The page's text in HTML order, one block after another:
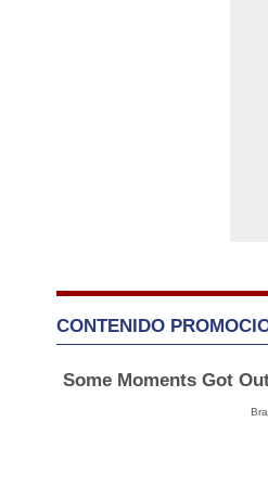
CONTENIDO
Some Moments Got